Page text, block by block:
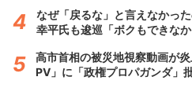
なぜ「戻るな」と言えなかっ
幸平氏も逡巡「ボクもできなか
高市首相の被災地視察動画が
PV」に「政権プロパガンダ」